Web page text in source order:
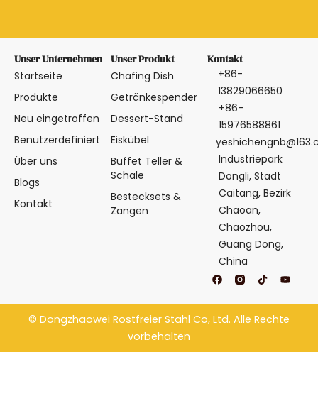
Unser Unternehmen
Startseite
Produkte
Neu eingetroffen
Benutzerdefiniert
Über uns
Blogs
Kontakt
Unser Produkt
Chafing Dish
Getränkespender
Dessert-Stand
Eiskübel
Buffet Teller &
Schale
Bestecksets &
Zangen
Kontakt
+86-
13829066650
+86-
15976588861
Industriepark
Dongli, Stadt
Caitang, Bezirk
Chaoan,
Chaozhou,
Guang Dong,
China
F
a
e
b
o
T
i
t
o
k
Y
o
t
u
b
© Dongzhaowei Rostfreier Stahl Co, Ltd. Alle Rechte
vorbehalten